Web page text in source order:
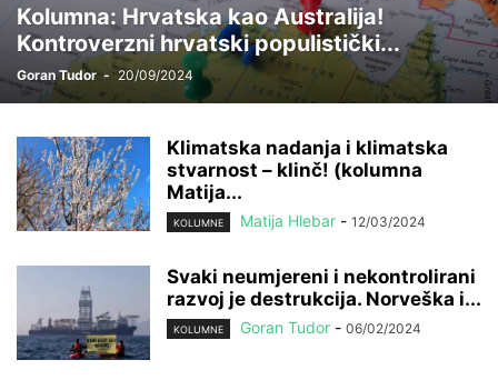
Kolumna: Hrvatska kao Australija!
Kontroverzni hrvatski populistički...
Goran Tudor - 20/09/2024
Klimatska nadanja i klimatska
stvarnost – klinč! (kolumna
Matija...
KOLUMNE Matija Hlebar - 12/03/2024
Svaki neumjereni i nekontrolirani
razvoj je destrukcija. Norveška i...
KOLUMNE Goran Tudor - 06/02/2024